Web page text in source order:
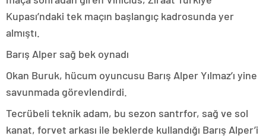
Kupası’ndaki tek maçın başlangıç kadrosunda yer
almıştı.
Barış Alper sağ bek oynadı
Okan Buruk, hücum oyuncusu Barış Alper Yılmaz’ı yine
savunmada görevlendirdi.
Tecrübeli teknik adam, bu sezon santrfor, sağ ve sol
kanat, forvet arkası ile beklerde kullandığı Barış Alper’i